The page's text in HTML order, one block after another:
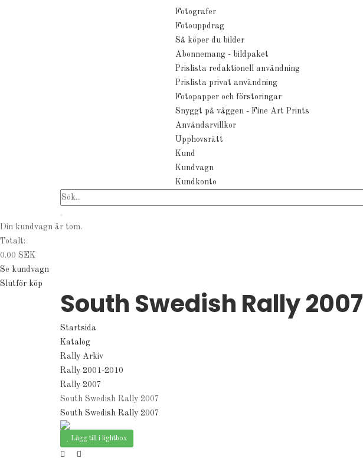
Fotografer
Fotouppdrag
Så köper du bilder
Abonnemang - bildpaket
Prislista redaktionell användning
Prislista privat användning
Fotopapper och förstoringar
Snyggt på väggen - Fine Art Prints
Användarvillkor
Upphovsrätt
Kund
Kundvagn
Kundkonto
Din kundvagn är tom.
Totalt:
0.00 SEK
Se kundvagn
Slutför köp
South Swedish Rally 2007
Startsida
Katalog
Rally Arkiv
Rally 2001-2010
Rally 2007
South Swedish Rally 2007
South Swedish Rally 2007
Lägg till i lightbox